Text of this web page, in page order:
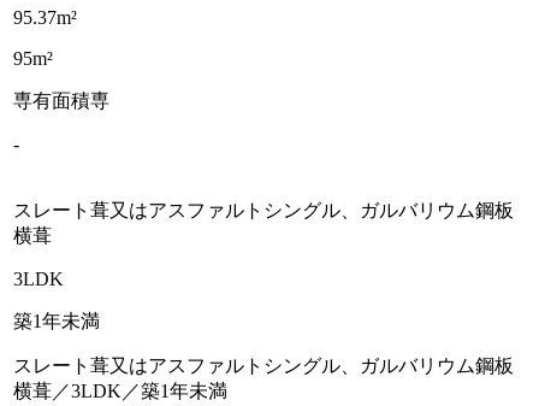
95.37m²
95m²
専有面積専
-
スレート葺又はアスファルトシングル、ガルバリウム鋼板
横葺
3LDK
築1年未満
スレート葺又はアスファルトシングル、ガルバリウム鋼板
横葺／3LDK／築1年未満